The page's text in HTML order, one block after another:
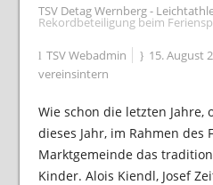
TSV Detag Wernberg -
Rekordbeteiligung beim
TSV Webadmin 15. August
vereinsintern
Wie schon die letzten Jahre,
dieses Jahr, im Rahmen des
Marktgemeinde das
Kinder. Alois Kiendl, Josef